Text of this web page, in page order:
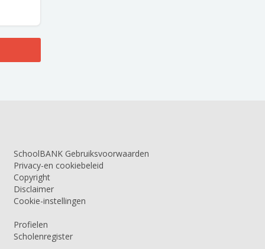
SchoolBANK Gebruiksvoorwaarden
Privacy-en cookiebeleid
Copyright
Disclaimer
Cookie-instellingen
Profielen
Scholenregister